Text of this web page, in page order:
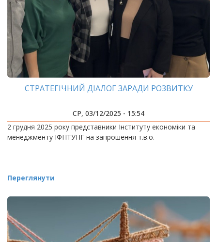
СТРАТЕГІЧНИЙ ДІАЛОГ ЗАРАДИ РОЗВИТКУ
СР, 03/12/2025 - 15:54
2 грудня 2025 року представники Інституту економіки та
менеджменту ІФНТУНГ на запрошення т.в.о.
Переглянути